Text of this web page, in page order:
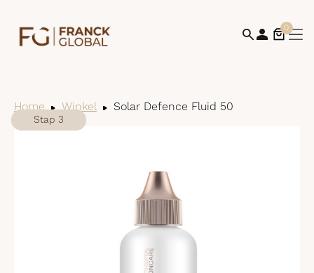
0
Home Winkel Solar Defence Fluid 50
Stap 1
Stap 2
Stap 3